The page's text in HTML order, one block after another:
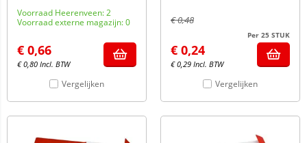
Voorraad Heerenveen: 2
Voorraad externe magazijn: 0
€ 0,66
€0,80 Incl. BTW
Vergelijken
€0,48
Per 25 STUK
€ 0,24
€0,29 Incl. BTW
Vergelijken